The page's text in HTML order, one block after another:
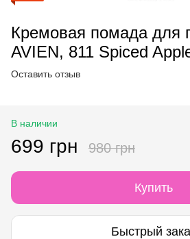
Кремовая помада для
AVIEN, 811 Spiced
Оставить отзыв
В наличии
699 грн 980 грн
Купить
Быстрый